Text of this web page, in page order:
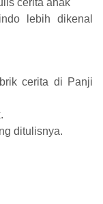
cerita anak
lebih dikenal
cerita di Panji
ditulisnya.